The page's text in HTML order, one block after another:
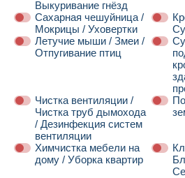
Выкуривание гнёзд
Сахарная чешуйница /
Мокрицы / Уховертки
Летучие мыши / Змеи /
Отпугивание птиц
Чистка вентиляции /
Чистка труб дымохода
/ Дезинфекция систем
вентиляции
Химчистка мебели на
дому / Уборка квартир